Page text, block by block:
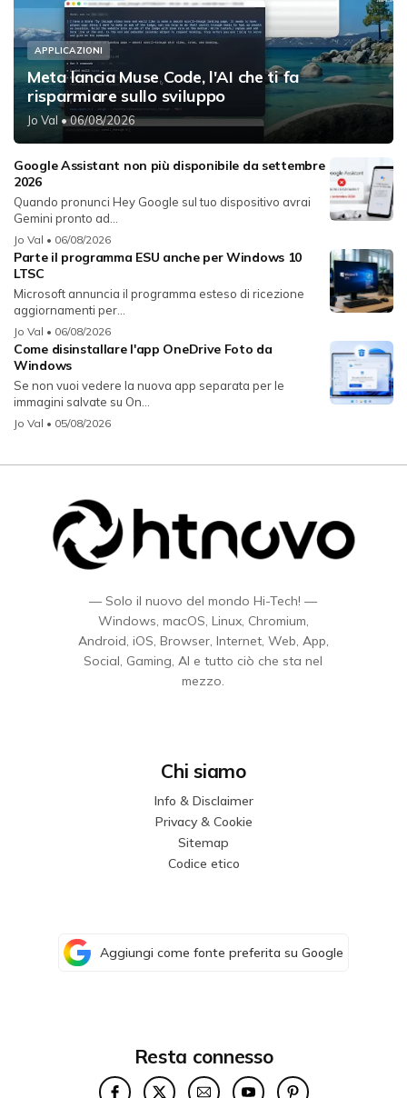
APPLICAZIONI
Meta lancia Muse Code, l'AI che ti fa
risparmiare sullo sviluppo
Jo Val • 06/08/2026
Google Assistant non più disponibile da settembre
2026
Quando pronunci Hey Google sul tuo dispositivo avrai
Gemini pronto ad...
Jo Val • 06/08/2026
Parte il programma ESU anche per Windows 10
LTSC
Microsoft annuncia il programma esteso di ricezione
aggiornamenti per...
Jo Val • 06/08/2026
Come disinstallare l'app OneDrive Foto da
Windows
Se non vuoi vedere la nuova app separata per le
immagini salvate su On...
Jo Val • 05/08/2026
— Solo il nuovo del mondo Hi-Tech! —
Windows, macOS, Linux, Chromium,
Android, iOS, Browser, Internet, Web, App,
Social, Gaming, AI e tutto ciò che sta nel
mezzo.
Chi siamo
Info & Disclaimer
Privacy & Cookie
Sitemap
Codice etico
Aggiungi come fonte preferita su Google
Resta connesso